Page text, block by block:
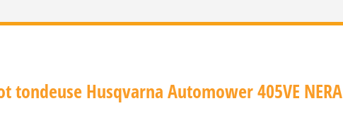
tondeuse Husqvarna Automower 405VE NERA